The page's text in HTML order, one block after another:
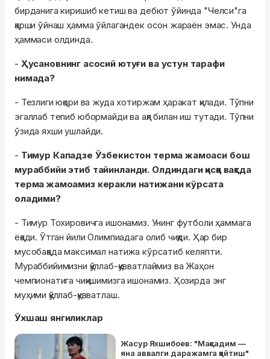
бирданига киришиб кетиш ва дебют ўйинда "Челси"га
қарши ўйнаш ҳамма ўйлагандек осон жараён эмас. Унда
ҳаммаси олдинда.
- Ҳусановнинг асосий ютуғи ва устун тарафи
нимада?
- Тезлиги юқори ва жуда хотиржам ҳаракат қилади. Тўпни
эгаллаб тепиб юбормайди ва ақл билан иш тутади. Тўпни
ўзида яхши ушлайди.
- Тимур Кападзе Ўзбекистон терма жамоаси бош
мураббийи этиб тайинланди. Олдиндаги қисқа вақтда
терма жамоамиз керакли натижани кўрсата
оладими?
- Тимур Тохировичга ишонамиз. Унинг футболи ҳаммага
ёқади. Ўтган йили Олимпиадага олиб чиқди. Ҳар бир
мусобақада максимал натижа кўрсатиб келяпти.
Мураббийимизни қўллаб-қувватлаймиз ва Жаҳон
чемпионатига чиқишимизга ишонамиз. Ҳозирда энг
муҳими қўллаб-қувватлаш.
Ўхшаш янгиликлар
Жасур Яхшибоев: "Мақсадим —
яна аввалги даражамга қайтиш"